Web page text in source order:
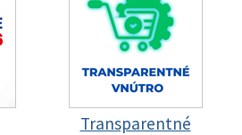
Transparentné